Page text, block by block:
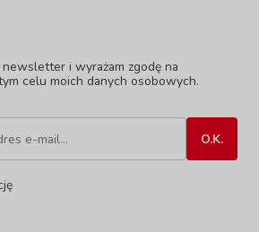
i wyrażam zgodę na
celu moich danych osobowych.